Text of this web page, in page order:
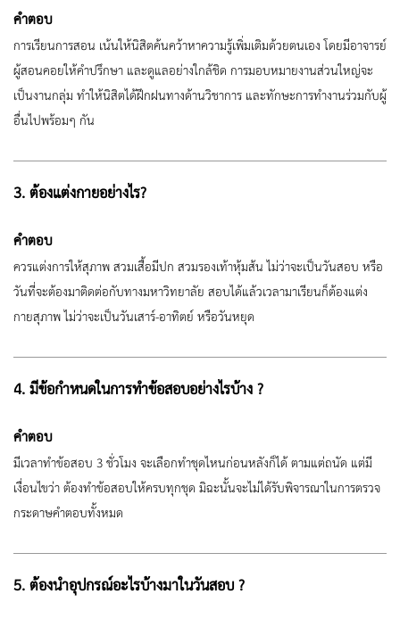
คำตอบ
การเรียนการสอน เน้นให้นิสิตค้นคว้าหาความรู้เพิ่มเติมด้วยตนเอง โดยมีอาจารย์
ผู้สอนคอยให้คำปรึกษา และดูแลอย่างใกล้ชิด การมอบหมายงานส่วนใหญ่จะ
เป็นงานกลุ่ม ทำให้นิสิตได้ฝึกฝนทางด้านวิชาการ และทักษะการทำงานร่วมกับผู้
อื่นไปพร้อมๆ กัน
3. ต้องแต่งกายอย่างไร?
คำตอบ
ควรแต่งการให้สุภาพ สวมเสื้อมีปก สวมรองเท้าหุ้มส้น ไม่ว่าจะเป็นวันสอบ หรือ
วันที่จะต้องมาติดต่อกับทางมหาวิทยาลัย สอบได้แล้วเวลามาเรียนก็ต้องแต่ง
กายสุภาพ ไม่ว่าจะเป็นวันเสาร์-อาทิตย์ หรือวันหยุด
4. มีข้อกำหนดในการทำข้อสอบอย่างไรบ้าง ?
คำตอบ
มีเวลาทำข้อสอบ 3 ชั่วโมง จะเลือกทำชุดไหนก่อนหลังก็ได้ ตามแต่ถนัด แต่มี
เงื่อนไขว่า ต้องทำข้อสอบให้ครบทุกชุด มิฉะนั้นจะไม่ได้รับพิจารณาในการตรวจ
กระดาษคำตอบทั้งหมด
5. ต้องนำอุปกรณ์อะไรบ้างมาในวันสอบ ?